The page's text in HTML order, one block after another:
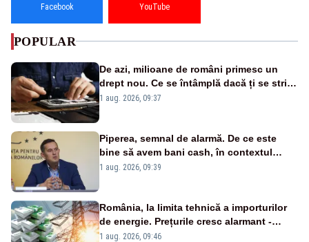
Facebook YouTube
POPULAR
De azi, milioane de români primesc un
drept nou. Ce se întâmplă dacă ți se strică
un produs
1 aug. 2026, 09:37
Piperea, semnal de alarmă. De ce este
bine să avem bani cash, în contextul
alertei energetice?
1 aug. 2026, 09:39
România, la limita tehnică a importurilor
de energie. Prețurile cresc alarmant -
Analiză Realitatea Plus
1 aug. 2026, 09:46